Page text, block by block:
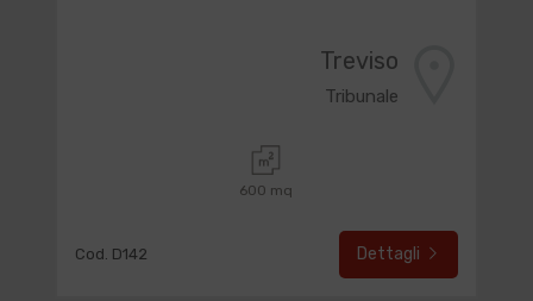
Treviso
Tribunale
600 mq
Cod. D142 Dettagli